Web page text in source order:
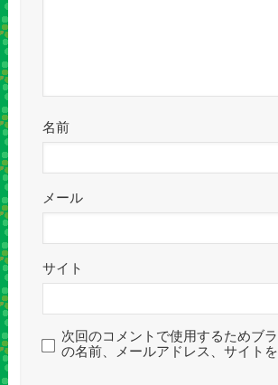
名前
メール
サイト
次回のコメントで使用するためブ
の名前、メールアドレス、サイトを